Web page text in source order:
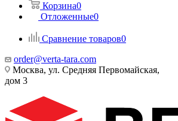
Корзина0
Отложенные0
Сравнение товаров0
order@verta-tara.com
Москва, ул. Средняя Первомайская,
дом 3